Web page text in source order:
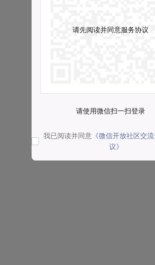
请先阅读并同意服务协议
请使用微信扫一扫登录
我已阅读并同意 《微信开放社区交
议》